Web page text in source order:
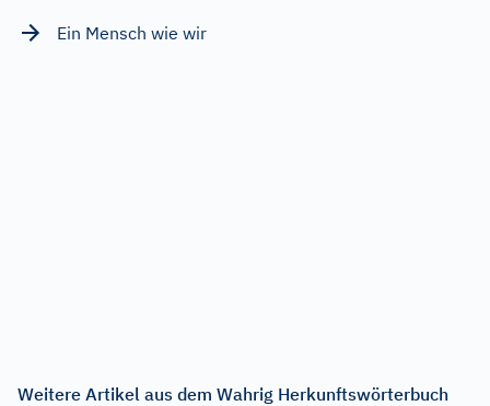
Ein Mensch wie wir
Weitere Artikel aus dem Wahrig Herkunftswörterbuch